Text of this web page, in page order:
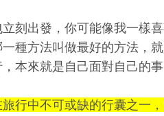
刻出發，你可能像我一樣
種方法叫做最好的方法，就
本來就是自己面對自己的
行中不可或缺的行囊之一